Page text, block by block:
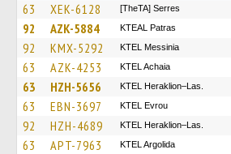
63 XEK-6128 [TheTA] Serres
92 AZK-5884 KTEAL Patras
92 KMX-5292 KTEL Messinia
63 AZK-4253 KTEL Achaia
63 HZH-5656 KTEL Heraklion–Las.
63 EBN-3697 KTEL Evrou
92 HZH-4689 KTEL Heraklion–Las.
63 APT-7963 KTEL Argolida